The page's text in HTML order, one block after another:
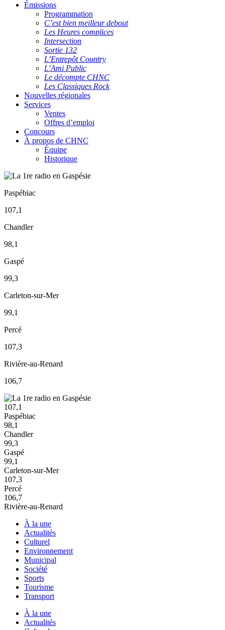
Émissions
Programmation
C’est bien meilleur debout
Les Heures complices
Intersection
Sortie 132
L’Entrepôt Country
L’Ami Public
Le décompte CHNC
Les Classiques Rock
Nouvelles régionales
Services
Ventes
Offres d’emploi
Concours
À propos de CHNC
Équipe
Historique
Paspébiac
107,1
Chandler
98,1
Gaspé
99,3
Carleton-sur-Mer
99,1
Percé
107,3
Rivière-au-Renard
106,7
107,1
Paspébiac
98,1
Chandler
99,3
Gaspé
99,1
Carleton-sur-Mer
107,3
Percé
106,7
Rivière-au-Renard
À la une
Actualités
Culturel
Environnement
Municipal
Société
Sports
Tourisme
Transport
À la une
Actualités